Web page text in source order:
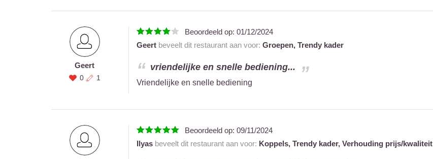
Geert
0 1
Beoordeeld op: 01/12/2024
Geertbeveelt dit restaurant aan voor: Groepen, Trendy kader
vriendelijke en snelle bediening...
Vriendelijke en snelle bediening
Beoordeeld op: 09/11/2024
Ilyasbeveelt dit restaurant aan voor: Koppels, Trendy kader, Verhouding prijs/kwaliteit